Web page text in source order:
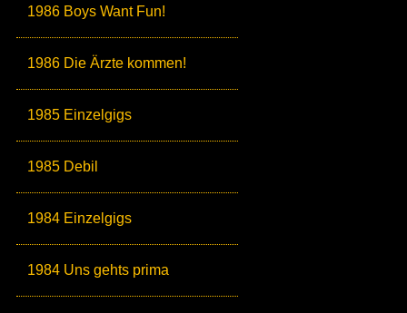
1986 Boys Want Fun!
1986 Die Ärzte kommen!
1985 Einzelgigs
1985 Debil
1984 Einzelgigs
1984 Uns gehts prima